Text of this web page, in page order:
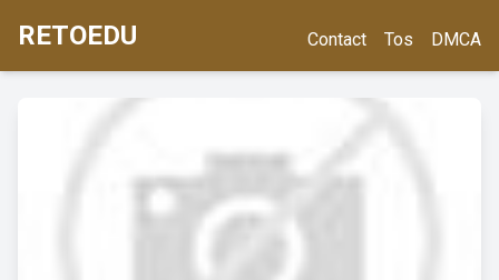
RETOEDU Contact Tos DMCA